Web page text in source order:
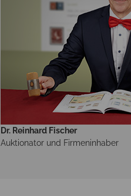
Dr. Reinhard Fischer
Auktionator und Firmeninhaber